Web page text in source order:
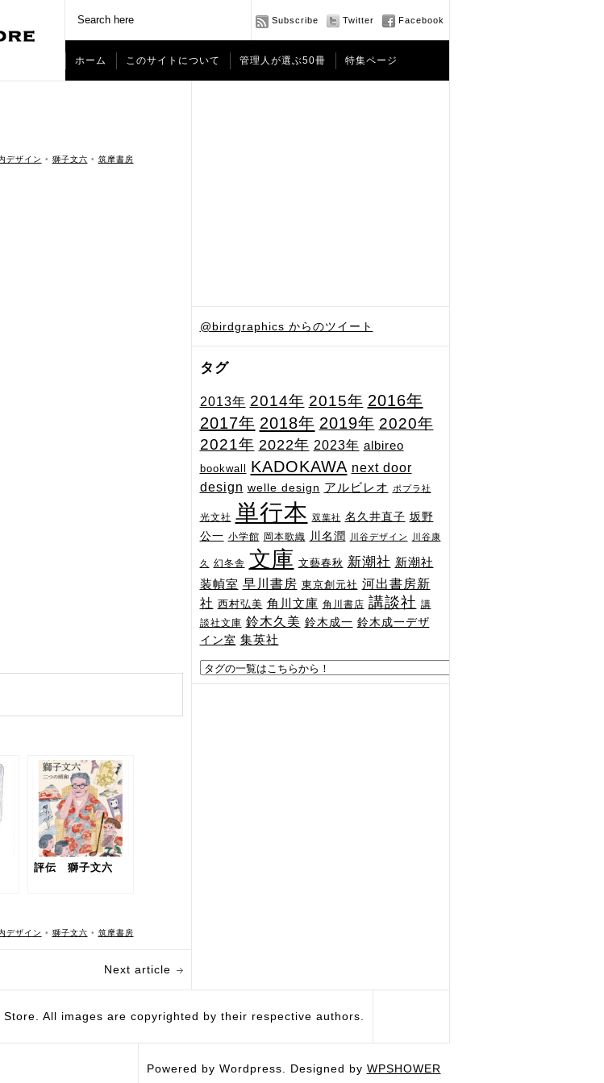
Subscribe Twitter Facebook
ホーム このサイトについて 管理人が選ぶ50冊 特集ページ
@birdgraphics からのツイート
タグ
2013年 2014年 2015年 2016年
2017年 2018年 2019年 2020年
2021年 2022年 2023年 albireo
bookwall KADOKAWA next door
design welle design アルビレオ ポプラ社
光文社 単行本 双葉社 名久井直子 坂野
公一 小学館 岡本歌織 川名潤 川谷デザイン 川谷康
久 幻冬舎 文庫 文藝春秋 新潮社 新潮社
装幀室 早川書房 東京創元社 河出書房新
社 西村弘美 角川文庫 角川書店 講談社 講
談社文庫 鈴木久美 鈴木成一 鈴木成一デザ
イン室 集英社
デザイン • 獅子文六 • 筑摩書房
評伝 獅子文六
デザイン • 獅子文六 • 筑摩書房
Next article
All images are copyrighted by their respective authors.
Powered by Wordpress. Designed by WPSHOWER